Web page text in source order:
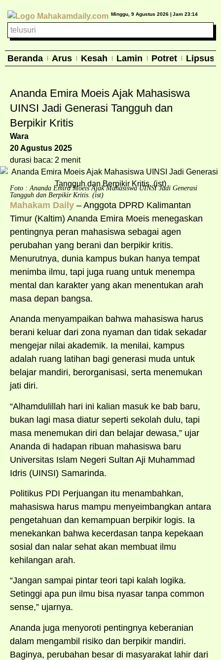
Minggu, 9 Agustus 2026 | Jam 23:14
Beranda Arus Kesah Lamin Potret Lipsus
Ananda Emira Moeis Ajak Mahasiswa
UINSI Jadi Generasi Tangguh dan
Berpikir Kritis
Wara
20 Agustus 2025
durasi baca: 2 menit
Foto : Ananda Emira Moeis Ajak Mahasiswa UINSI Jadi Generasi
Tangguh dan Berpikir Kritis. (ist)
Mahakam Daily – Anggota DPRD Kalimantan
Timur (Kaltim) Ananda Emira Moeis menegaskan
pentingnya peran mahasiswa sebagai agen
perubahan yang berani dan berpikir kritis.
Menurutnya, dunia kampus bukan hanya tempat
menimba ilmu, tapi juga ruang untuk menempa
mental dan karakter yang akan menentukan arah
masa depan bangsa.
Ananda menyampaikan bahwa mahasiswa harus
berani keluar dari zona nyaman dan tidak sekadar
mengejar nilai akademik. Ia menilai, kampus
adalah ruang latihan bagi generasi muda untuk
belajar mandiri, berorganisasi, serta menemukan
jati diri.
“Alhamdulillah hari ini kalian masuk ke bab baru,
bukan lagi masa diatur seperti sekolah dulu, tapi
masa menemukan diri dan belajar dewasa,” ujar
Ananda di hadapan ribuan mahasiswa baru
Universitas Islam Negeri Sultan Aji Muhammad
Idris (UINSI) Samarinda.
Politikus PDI Perjuangan itu menambahkan,
mahasiswa harus mampu menyeimbangkan antara
pengetahuan dan kemampuan berpikir logis. Ia
menekankan bahwa kecerdasan tanpa kepekaan
sosial dan nalar sehat akan membuat ilmu
kehilangan arah.
“Jangan sampai pintar teori tapi kalah logika.
Setinggi apa pun ilmu bisa nyasar tanpa common
sense,” ujarnya.
Ananda juga menyoroti pentingnya keberanian
dalam mengambil risiko dan berpikir mandiri.
Baginya, perubahan besar di masyarakat lahir dari